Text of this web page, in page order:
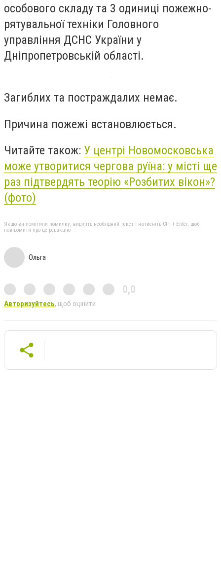
особового складу та 3 одиниці пожежно-
рятувальної техніки Головного
управління ДСНС України у
Дніпропетровській області.
Загиблих та постраждалих немає.
Причина пожежі встановлюється.
Читайте також: У центрі Новомосковська
може утворитися чергова руїна: у місті ще
раз підтвердять теорію «Розбитих вікон»?
(фото)
Якщо ви помітили помилку, виділіть необхідний текст і натисніть Ctrl + Enter, щоб
повідомити про це редакцію
Ольга
0,0
Авторизуйтесь, щоб оцінити